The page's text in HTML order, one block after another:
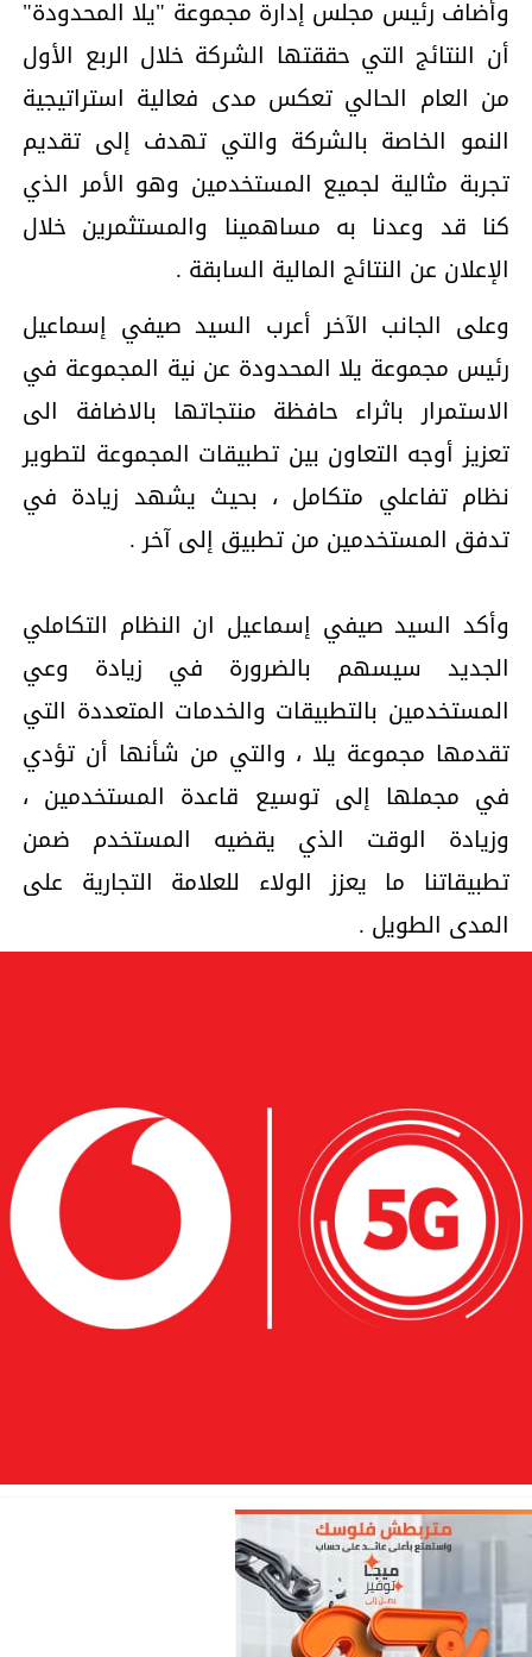
وأضاف رئيس مجلس إدارة مجموعة "يلا المحدودة"
أن النتائج التي حققتها الشركة خلال الربع الأول
من العام الحالي تعكس مدى فعالية استراتيجية
النمو الخاصة بالشركة والتي تهدف إلى تقديم
تجربة مثالية لجميع المستخدمين وهو الأمر الذي
كنا قد وعدنا به مساهمينا والمستثمرين خلال
الإعلان عن النتائج المالية السابقة .
وعلى الجانب الآخر أعرب السيد صيفي إسماعيل
رئيس مجموعة يلا المحدودة عن نية المجموعة في
الاستمرار باثراء حافظة منتجاتها بالاضافة الى
تعزيز أوجه التعاون بين تطبيقات المجموعة لتطوير
نظام تفاعلي متكامل ، بحيث يشهد زيادة في
تدفق المستخدمين من تطبيق إلى آخر .
وأكد السيد صيفي إسماعيل ان النظام التكاملي
الجديد سيسهم بالضرورة في زيادة وعي
المستخدمين بالتطبيقات والخدمات المتعددة التي
تقدمها مجموعة يلا ، والتي من شأنها أن تؤدي
في مجملها إلى توسيع قاعدة المستخدمين ،
وزيادة الوقت الذي يقضيه المستخدم ضمن
تطبيقاتنا ما يعزز الولاء للعلامة التجارية على
المدى الطويل .